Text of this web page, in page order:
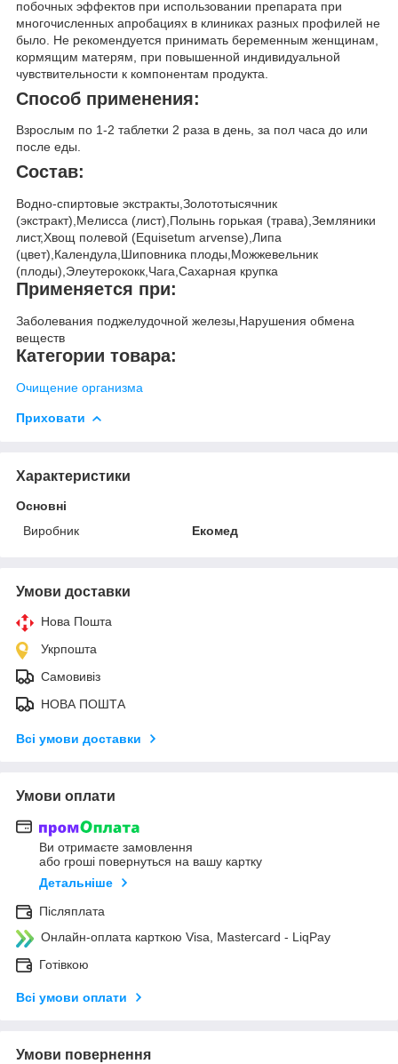
побочных эффектов при использовании препарата при
многочисленных апробациях в клиниках разных профилей не
было. Не рекомендуется принимать беременным женщинам,
кормящим матерям, при повышенной индивидуальной
чувствительности к компонентам продукта.
Способ применения:
Взрослым по 1-2 таблетки 2 раза в день, за пол часа до или
после еды.
Состав:
Водно-спиртовые экстракты,Золототысячник
(экстракт),Мелисса (лист),Полынь горькая (трава),Земляники
лист,Хвощ полевой (Equisetum arvense),Липа
(цвет),Календула,Шиповника плоды,Можжевельник
(плоды),Элеутерококк,Чага,Сахарная крупка
Применяется при:
Заболевания поджелудочной железы,Нарушения обмена
веществ
Категории товара:
Очищение организма
Приховати
Характеристики
Основні
Виробник
Екомед
Умови доставки
Нова Пошта
Укрпошта
Самовивіз
НОВА ПОШТА
Всі умови доставки
Умови оплати
Ви отримаєте замовлення
або гроші повернуться на вашу картку
Детальніше
Післяплата
Онлайн-оплата карткою Visa, Mastercard - LiqPay
Готівкою
Всі умови оплати
Умови повернення